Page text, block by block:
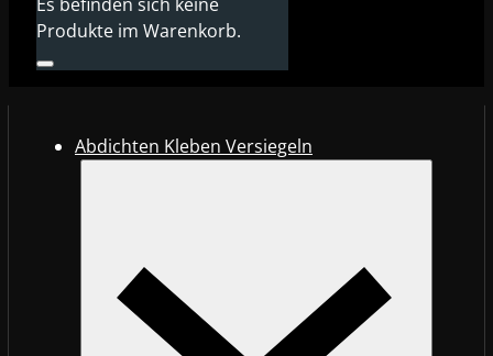
Produkte im Warenkorb.
Abdichten Kleben Versiegeln